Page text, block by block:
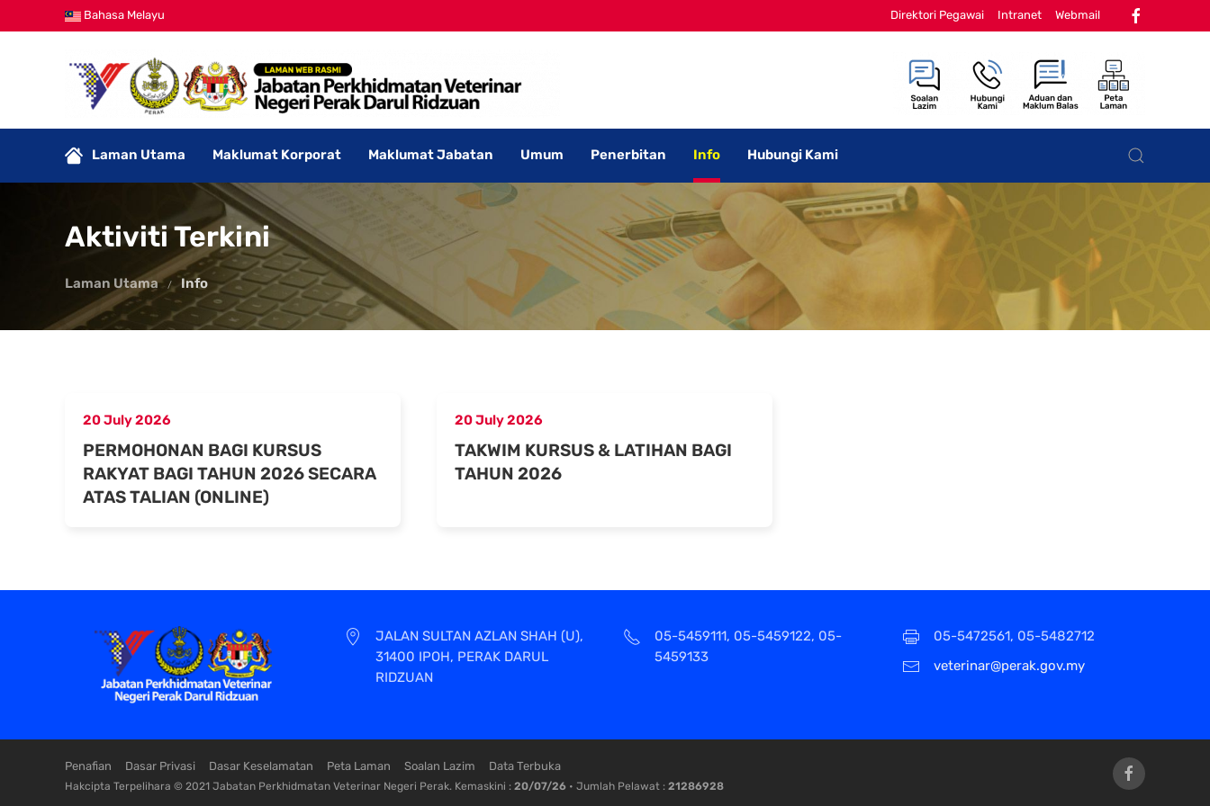
Bahasa Melayu Direktori Pegawai Intranet Webmail
Laman Utama Maklumat Korporat Maklumat Jabatan Umum Penerbitan Info Hubungi Kami
Aktiviti Terkini
Laman Utama Info
20 July 2026
PERMOHONAN BAGI KURSUS
RAKYAT BAGI TAHUN 2026 SECARA
ATAS TALIAN (ONLINE)
20 July 2026
TAKWIM KURSUS & LATIHAN BAGI
TAHUN 2026
JALAN SULTAN AZLAN SHAH (U),
31400 IPOH, PERAK DARUL
RIDZUAN
05-5459111, 05-5459122, 05-
5459133
05-5472561, 05-5482712
veterinar@perak.gov.my
Penafian Dasar Privasi Dasar Keselamatan Peta Laman Soalan Lazim Data Terbuka
Hakcipta Terpelihara © 2021 Jabatan Perkhidmatan Veterinar Negeri Perak. Kemaskini : 20/07/26 • Jumlah Pelawat : 21286928